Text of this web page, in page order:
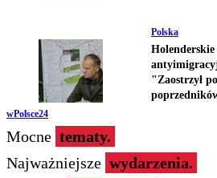
Polska
"Zaostrzył
wPolsce24
Mocne tematy.
Najważniejsze wydarzenia.